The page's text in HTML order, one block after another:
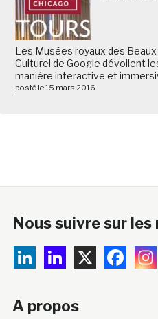
Les Musées royaux des
Culturel de Google dévoilent
manière interactive et
posté le 15 mars 2016
Nous suivre sur les
A propos